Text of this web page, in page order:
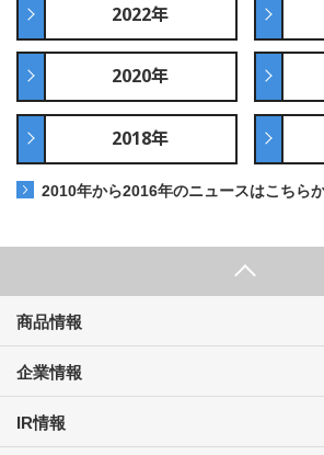
2022年
2020年
2018年
2010年から2016年のニュースはこちら
商品情報
企業情報
IR情報